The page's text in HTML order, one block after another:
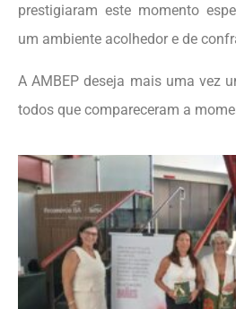
prestigiaram este momento
um ambiente acolhedor e de
A AMBEP deseja mais uma vez
todos que compareceram a